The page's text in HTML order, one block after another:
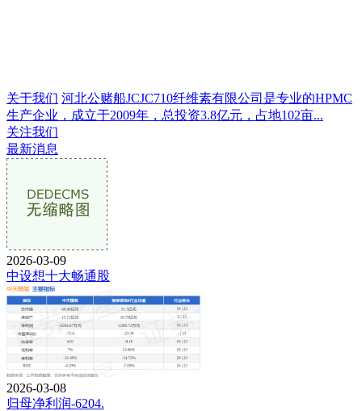
关于我们 河北公赌船JCJC710纤维素有限公司是专业的HPMC
生产企业，成立于2009年，总投资3.8亿元，占地102亩...
关注我们
最新消息
2026-03-09
中设想十大畅通股
2026-03-08
归母净利润-6204.